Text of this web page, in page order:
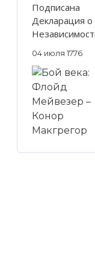
Подписана
Декларация о
04 июля 1776